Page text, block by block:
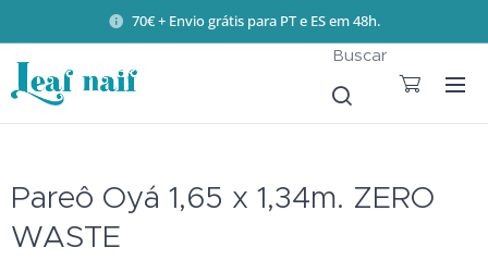
70€ + Envio grátis para PT e ES em 48h.
Buscar
Pareô Oyá 1,65 x 1,34m. ZERO
WASTE